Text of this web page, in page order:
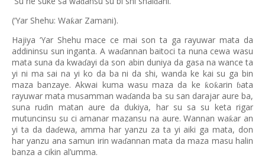
(‘Yar Shehu: Waƙar Zamani).
Hajiya ‘Yar Shehu mace ce mai son ta ga rayuwar mata da
addininsu sun inganta. A waɗannan baitoci ta nuna cewa wasu
mata suna da kwaɗayi da son abin duniya da gasa na wance ta
yi ni ma sai na yi ko da ba ni da shi, wanda ke kai su ga bin
maza banzaye. Akwai kuma wasu maza da ke ƙoƙarin ɓata
rayuwar mata musamman waɗanda ba su san darajar aure ba,
suna ruɗin matan aure da dukiya, har su sa su keta rigar
mutuncinsu su ci amanar mazansu na aure. Wannan waƙar an
yi ta da daɗewa, amma har yanzu za ta yi aiki ga mata, don
har yanzu ana samun irin waɗannan mata da maza masu halin
banza a cikin al’umma.